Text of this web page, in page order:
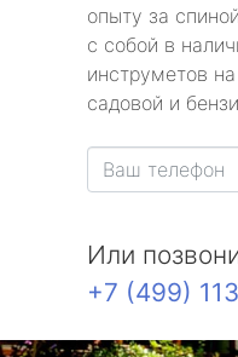
опыту за
с собой в
инструметов
садовой и
Или
+7 (499)